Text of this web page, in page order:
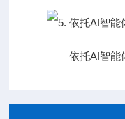
依托AI智能